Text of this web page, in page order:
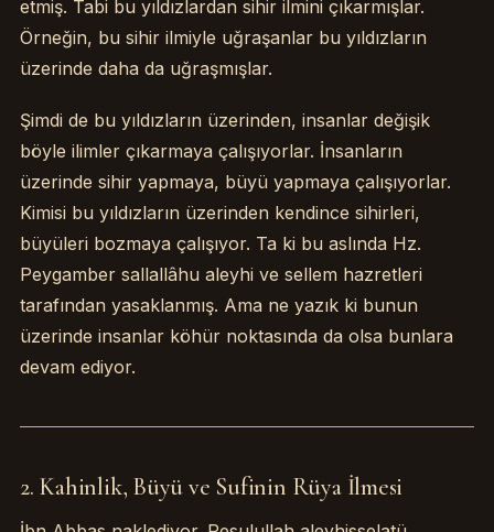
etmiş. Tabi bu yıldızlardan sihir ilmini çıkarmışlar.
Örneğin, bu sihir ilmiyle uğraşanlar bu yıldızların
üzerinde daha da uğraşmışlar.
Şimdi de bu yıldızların üzerinden, insanlar değişik
böyle ilimler çıkarmaya çalışıyorlar. İnsanların
üzerinde sihir yapmaya, büyü yapmaya çalışıyorlar.
Kimisi bu yıldızların üzerinden kendince sihirleri,
büyüleri bozmaya çalışıyor. Ta ki bu aslında Hz.
Peygamber sallallâhu aleyhi ve sellem hazretleri
tarafından yasaklanmış. Ama ne yazık ki bunun
üzerinde insanlar köhür noktasında da olsa bunlara
devam ediyor.
2. Kahinlik, Büyü ve Sufinin Rüya İlmesi